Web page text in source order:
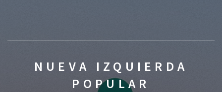
NUEVA IZQUIERDA
POPULAR